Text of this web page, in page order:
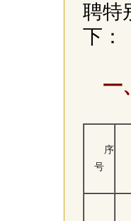
聘特
下：
一
序
号